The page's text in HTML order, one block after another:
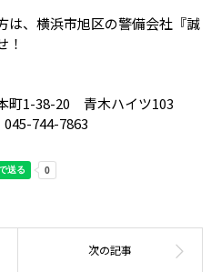
は、横浜市旭区の警備会社『誠
！
町1-38-20 青木ハイツ103
744-7863